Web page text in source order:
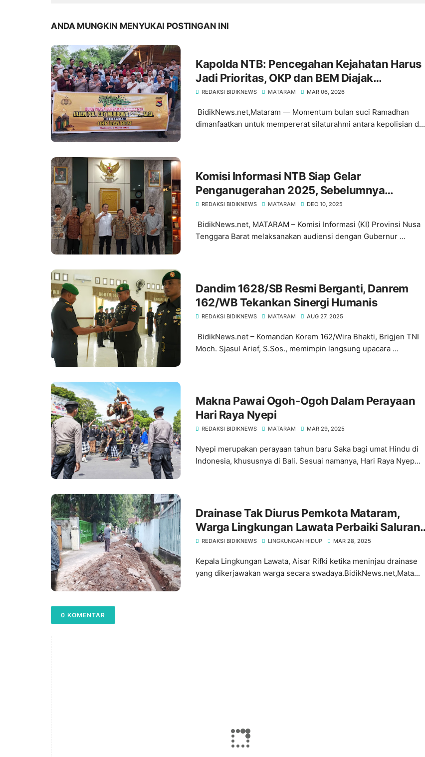
ANDA MUNGKIN MENYUKAI POSTINGAN INI
Kapolda NTB: Pencegahan Kejahatan Harus
Jadi Prioritas, OKP dan BEM Diajak
Kolaborasi
REDAKSI BIDIKNEWS MATARAM MAR 06, 2026
BidikNews.net,Mataram — Momentum bulan suci Ramadhan
dimanfaatkan untuk mempererat silaturahmi antara kepolisian d...
Komisi Informasi NTB Siap Gelar
Penganugerahan 2025, Sebelumnya
Laporkan Capaian Monev ke Gubernur
REDAKSI BIDIKNEWS MATARAM DEC 10, 2025
BidikNews.net, MATARAM – Komisi Informasi (KI) Provinsi Nusa
Tenggara Barat melaksanakan audiensi dengan Gubernur ...
Dandim 1628/SB Resmi Berganti, ​Danrem
162/WB Tekankan Sinergi Humanis
REDAKSI BIDIKNEWS MATARAM AUG 27, 2025
BidikNews.net – Komandan Korem 162/Wira Bhakti, Brigjen TNI
Moch. Sjasul Arief, S.Sos., memimpin langsung upacara ...
Makna Pawai Ogoh-Ogoh Dalam Perayaan
Hari Raya Nyepi
REDAKSI BIDIKNEWS MATARAM MAR 29, 2025
Nyepi merupakan perayaan tahun baru Saka bagi umat Hindu di
Indonesia, khususnya di Bali. Sesuai namanya, Hari Raya Nyep...
Drainase Tak Diurus Pemkota Mataram,
Warga Lingkungan Lawata Perbaiki Saluran
Dengan Cara Swadaya
REDAKSI BIDIKNEWS LINGKUNGAN HIDUP MAR 28, 2025
Kepala Lingkungan Lawata, Aisar Rifki ketika meninjau drainase
yang dikerjawakan warga secara swadaya.BidikNews.net,Mata...
0 KOMENTAR